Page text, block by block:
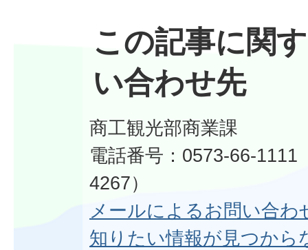
この記事に関
い合わせ先
商工観光部商業課
電話番号：0573-66-1111
4267）
メールによるお問い合わ
知りたい情報が見つから